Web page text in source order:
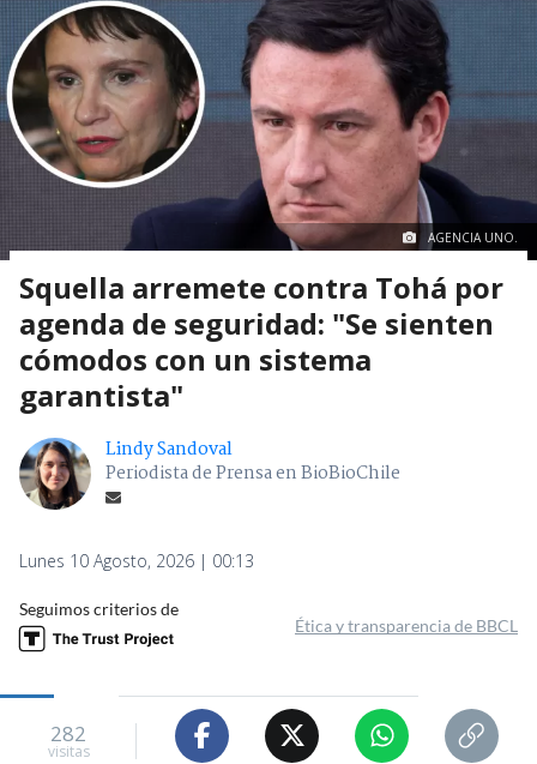
AGENCIA UNO.
Squella arremete contra Tohá por
agenda de seguridad: "Se sienten
cómodos con un sistema
garantista"
Lindy Sandoval
Periodista de Prensa en BioBioChile
Lunes 10 Agosto, 2026 | 00:13
Seguimos criterios de
Ética y transparencia de BBCL
282
visitas